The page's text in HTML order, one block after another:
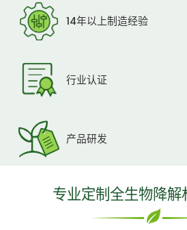
14年以上制造经验
行业认证
产品研发
专业定制全生物降解